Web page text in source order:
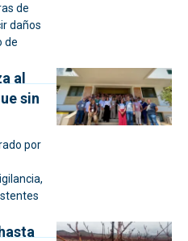
de
daños
de
al
sin
por